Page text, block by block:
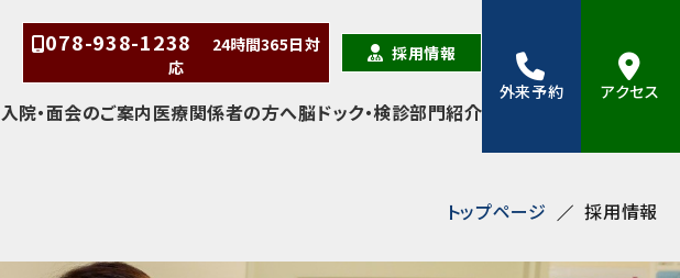
078-938-1238 24時間365日対
応
採用情報
入院・面会のご案内医療関係者の方へ脳ドック・検診部門紹介
外来予約 アクセス
トップページ 採用情報